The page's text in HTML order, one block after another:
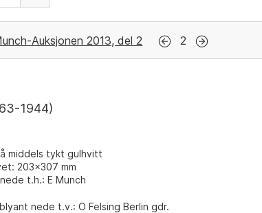
Auksjonen 2013, del 2 2
1944)
middels tykt gulhvitt
203x307 mm
t.h.: E Munch
nede t.v.: O Felsing Berlin gdr.